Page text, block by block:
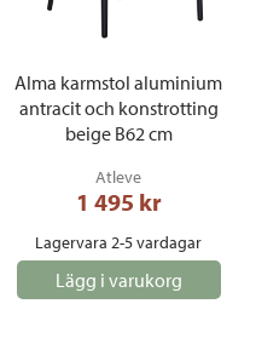
Alma karmstol aluminium
antracit och konstrotting
beige B62 cm
Atleve
1 495 kr
Lagervara 2-5 vardagar
Lägg i varukorg